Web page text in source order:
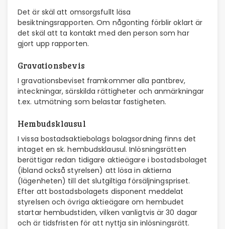
Det är skäl att omsorgsfullt läsa
besiktningsrapporten. Om någonting förblir oklart är
det skäl att ta kontakt med den person som har
gjort upp rapporten.
Gravationsbevis
I gravationsbeviset framkommer alla pantbrev,
inteckningar, särskilda rättigheter och anmärkningar
t.ex. utmätning som belastar fastigheten.
Hembudsklausul
I vissa bostadsaktiebolags bolagsordning finns det
intaget en sk. hembudsklausul. Inlösningsrätten
berättigar redan tidigare aktieägare i bostadsbolaget
(ibland också styrelsen) att lösa in aktierna
(lägenheten) till det slutgiltiga försäljningspriset.
Efter att bostadsbolagets disponent meddelat
styrelsen och övriga aktieägare om hembudet
startar hembudstiden, vilken vanligtvis är 30 dagar
och är tidsfristen för att nyttja sin inlösningsrätt.